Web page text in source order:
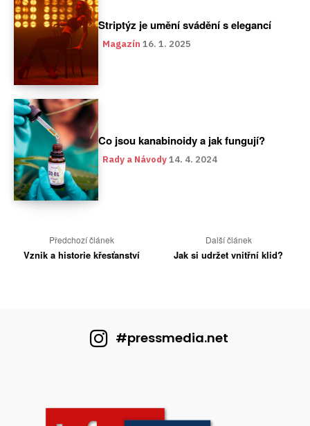
#pressmedia.net